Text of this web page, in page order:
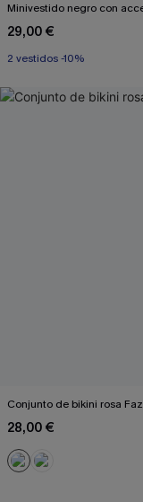
Minivestido negro con
29,00 €
2 vestidos -10%
Conjunto de bikini rosa
28,00 €